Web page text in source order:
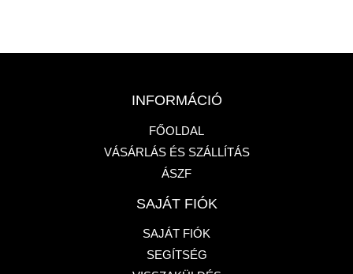
INFORMÁCIÓ
FŐOLDAL
VÁSÁRLÁS ÉS SZÁLLÍTÁS
ÁSZF
SAJÁT FIÓK
SAJÁT FIÓK
SEGÍTSÉG